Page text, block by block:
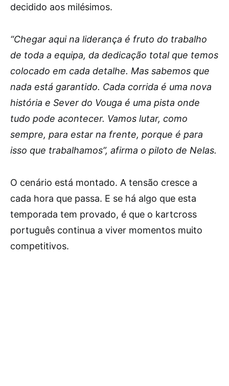
decidido aos milésimos.
“Chegar aqui na liderança é fruto do trabalho
de toda a equipa, da dedicação total que temos
colocado em cada detalhe. Mas sabemos que
nada está garantido. Cada corrida é uma nova
história e Sever do Vouga é uma pista onde
tudo pode acontecer. Vamos lutar, como
sempre, para estar na frente, porque é para
isso que trabalhamos”, afirma o piloto de Nelas.
O cenário está montado. A tensão cresce a
cada hora que passa. E se há algo que esta
temporada tem provado, é que o kartcross
português continua a viver momentos muito
competitivos.